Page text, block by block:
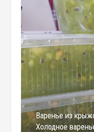
Варенье из
Холодное